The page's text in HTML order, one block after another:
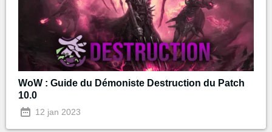
WoW : Guide du Démoniste Destruction du Patch
10.0
12 jan 2023